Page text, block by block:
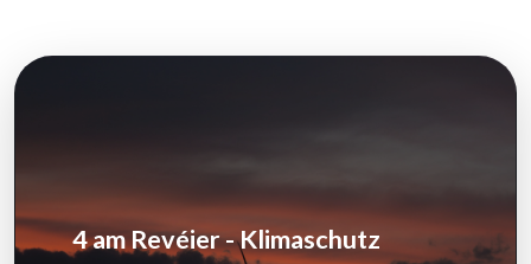
4 am Revéier - Klimaschutz